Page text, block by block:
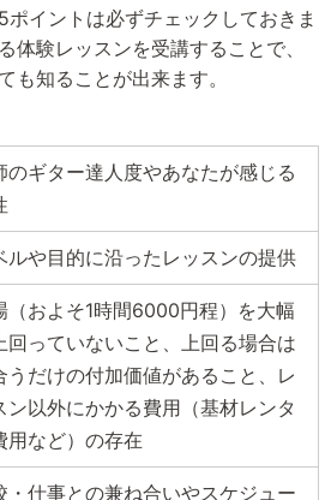
ポイントは必ずチェックしておきま
体験レッスンを受講することで、
も知ることが出来ます。
のギター達人度やあなたが感じる
ルや目的に沿ったレッスンの提供
（およそ1時間6000円程）を大幅
回っていないこと、上回る場合は
うだけの付加価値があること、レ
ン以外にかかる費用（基材レンタ
用など）の存在
・仕事との兼ね合いやスケジュー